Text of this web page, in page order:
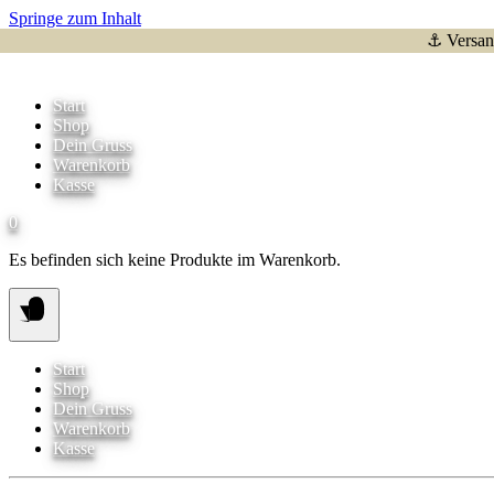
Springe zum Inhalt
⚓
Start
Shop
Dein Gruss
Warenkorb
Kasse
0
Es befinden sich keine Produkte im Warenkorb.
Start
Shop
Dein Gruss
Warenkorb
Kasse